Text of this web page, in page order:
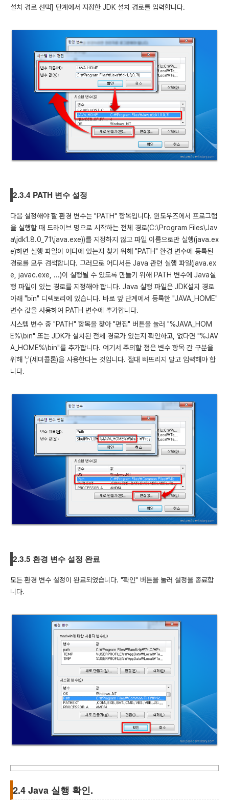
설치 경로 선택] 단계에서 지정한 JDK 설치 경로를 입력합니다.
2.3.4 PATH 변수 설정
다음 설정해야 할 환경 변수는 "PATH" 항목입니다. 윈도우즈에서 프로그램
을 실행할 때 드라이브 명으로 시작하는 전체 경로(C:\Program Files\Jav
a\jdk1.8.0_71\java.exe))를 지정하지 않고 파일 이름으로만 실행(java.ex
e)하면 실행 파일이 어디에 있는지 찾기 위해 "PATH" 환경 변수에 등록된
경로를 모두 검색합니다. 그러므로 어디서든 Java 관련 실행 파일(java.ex
e, javac.exe, ...)이 실행될 수 있도록 만들기 위해 PATH 변수에 Java실
행 파일이 있는 경로를 지정해야 합니다. Java 실행 파일은 JDK설치 경로
아래 "bin" 디렉토리에 있습니다. 바로 앞 단계에서 등록한 "JAVA_HOME"
변수 값을 사용하여 PATH 변수에 추가합니다.
시스템 변수 중 "PATH" 항목을 찾아 "편집" 버튼을 눌러 "%JAVA_HOM
E%\bin" 또는 JDK가 설치된 전체 경로가 있는지 확인하고, 없다면 "%JAV
A_HOME%\bin"를 추가합니다. 여기서 주의할 점은 변수 항목 간 구분을
위해 ';'(세미콜론)을 사용한다는 것입니다. 절대 빠뜨리지 말고 입력해야 합
니다.
2.3.5 환경 변수 설정 완료
모든 환경 변수 설정이 완료되었습니다. "확인" 버튼을 눌러 설정을 종료합
니다.
2.4 Java 실행 확인.